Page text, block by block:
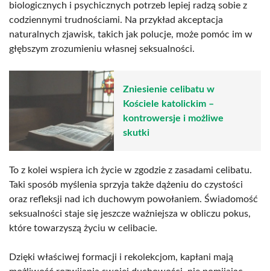
biologicznych i psychicznych potrzeb lepiej radzą sobie z
codziennymi trudnościami. Na przykład akceptacja
naturalnych zjawisk, takich jak polucje, może pomóc im w
głębszym zrozumieniu własnej seksualności.
Zniesienie celibatu w
Kościele katolickim –
kontrowersje i możliwe
skutki
To z kolei wspiera ich życie w zgodzie z zasadami celibatu.
Taki sposób myślenia sprzyja także dążeniu do czystości
oraz refleksji nad ich duchowym powołaniem. Świadomość
seksualności staje się jeszcze ważniejsza w obliczu pokus,
które towarzyszą życiu w celibacie.
Dzięki właściwej formacji i rekolekcjom, kapłani mają